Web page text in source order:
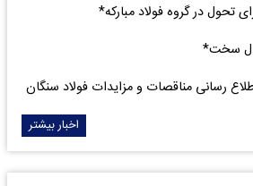
سخت*
رسانی مناقصات و مزایدات فولاد سنگان
اخبار بیشتر